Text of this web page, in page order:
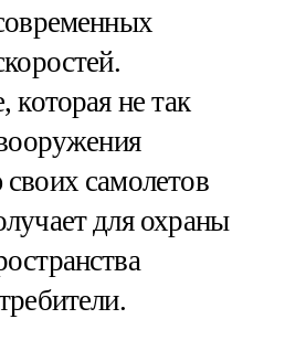
которая не так
самолетов
для охраны